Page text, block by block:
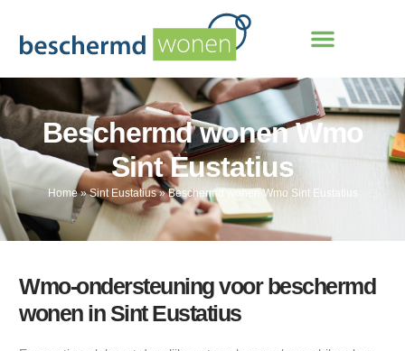
Beschermd wonen Wmo
Sint Eustatius
Home»Sint Eustatius»Beschermd wonen Wmo Sint Eustatius
Wmo-ondersteuning voor beschermd
wonen in Sint Eustatius